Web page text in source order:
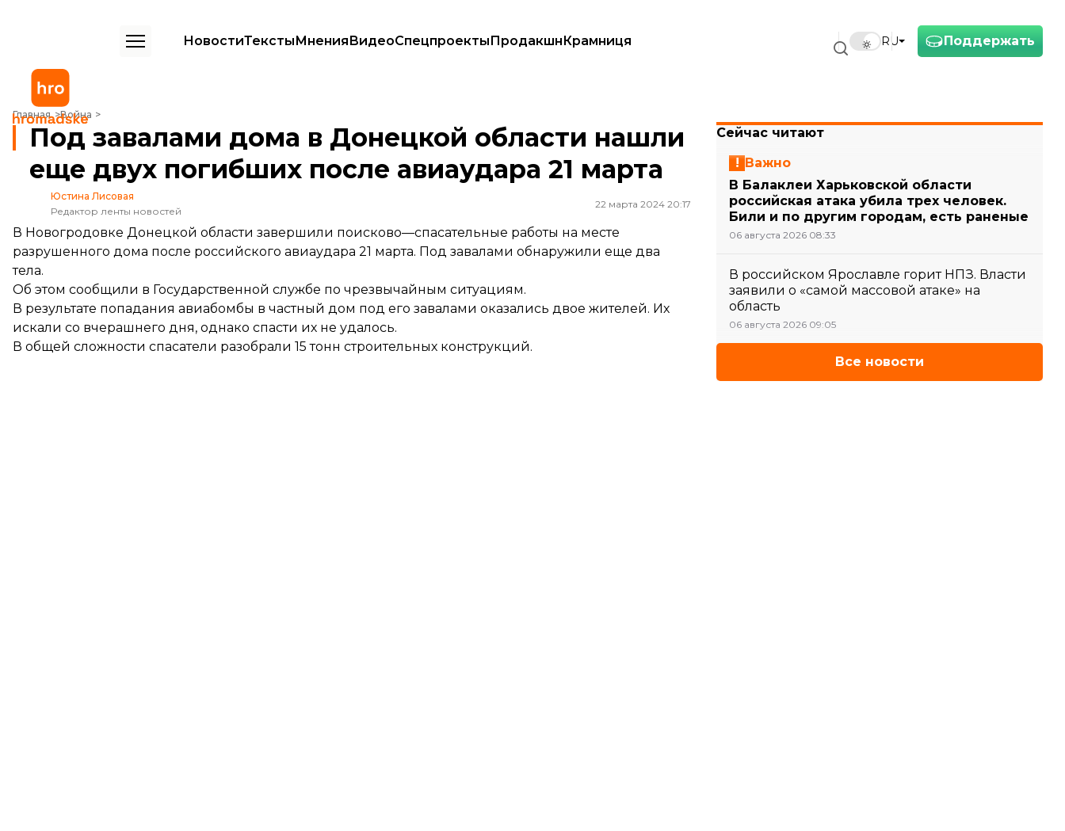
Поддержать
RU
НовостиТекстыМненияВидеоСпецпроектыПродакшнКрамниця
Главная Война
Под завалами дома в Донецкой области нашли еще двух погибших после авиаудара 21 марта
Под завалами дома в Донецкой области нашли
еще двух погибших после авиаудара 21 марта
Юстина Лисовая
Редактор ленты новостей
22 марта 2024 20:17
В Новогродовке Донецкой области завершили поисково—спасательные работы на месте
разрушенного дома после российского авиаудара 21 марта. Под завалами обнаружили еще два
тела.
Об этом сообщили в Государственной службе по чрезвычайным ситуациям.
В результате попадания авиабомбы в частный дом под его завалами оказались двое жителей. Их
искали со вчерашнего дня, однако спасти их не удалось.
В общей сложности спасатели разобрали 15 тонн строительных конструкций.
Сейчас читают
Важно
В Балаклеи Харьковской области
российская атака убила трех человек.
Били и по другим городам, есть раненые
06 августа 2026 08:33
В российском Ярославле горит НПЗ. Власти
заявили о «самой массовой атаке» на
область
06 августа 2026 09:05
Все новости